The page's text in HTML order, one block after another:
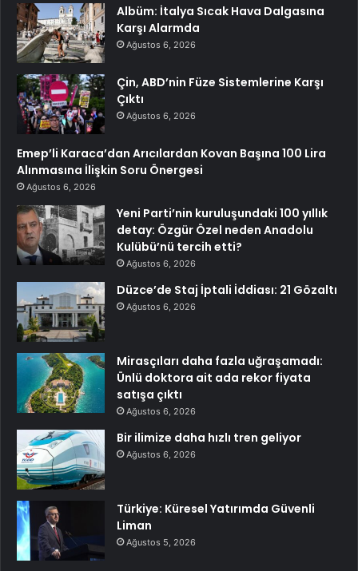
Albüm: İtalya Sıcak Hava Dalgasına
Karşı Alarmda
Ağustos 6, 2026
Çin, ABD’nin Füze Sistemlerine Karşı
Çıktı
Ağustos 6, 2026
Emep’li Karaca’dan Arıcılardan Kovan Başına 100 Lira
Alınmasına İlişkin Soru Önergesi
Ağustos 6, 2026
Yeni Parti’nin kuruluşundaki 100 yıllık
detay: Özgür Özel neden Anadolu
Kulübü’nü tercih etti?
Ağustos 6, 2026
Düzce’de Staj İptali İddiası: 21 Gözaltı
Ağustos 6, 2026
Mirasçıları daha fazla uğraşamadı:
Ünlü doktora ait ada rekor fiyata
satışa çıktı
Ağustos 6, 2026
Bir ilimize daha hızlı tren geliyor
Ağustos 6, 2026
Türkiye: Küresel Yatırımda Güvenli
Liman
Ağustos 5, 2026